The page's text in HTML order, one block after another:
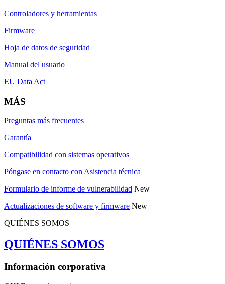
Controladores y herramientas
Firmware
Hoja de datos de seguridad
Manual del usuario
EU Data Act
MÁS
Preguntas más frecuentes
Garantía
Compatibilidad con sistemas operativos
Póngase en contacto con Asistencia técnica
Formulario de informe de vulnerabilidad New
Actualizaciones de software y firmware New
QUIÉNES SOMOS
QUIÉNES SOMOS
Información corporativa